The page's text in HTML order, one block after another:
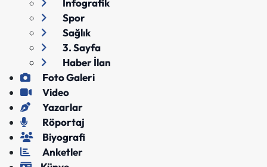
İnfografik
Spor
Sağlık
3. Sayfa
Haber İlan
Foto Galeri
Video
Yazarlar
Röportaj
Biyografi
Anketler